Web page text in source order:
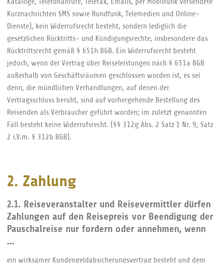
Kurznachrichten SMS sowie Rundfunk, Telemedien und Online-
Dienste), kein Widerrufsrecht besteht, sondern lediglich die
gesetzlichen Rücktritts- und Kündigungsrechte, insbesondere das
Rücktrittsrecht gemäß § 651h BGB. Ein Widerrufsrecht besteht
jedoch, wenn der Vertrag über Reiseleistungen nach § 651a BGB
außerhalb von Geschäftsräumen geschlossen worden ist, es sei
denn, die mündlichen Verhandlungen, auf denen der
Vertragsschluss beruht, sind auf vorhergehende Bestellung des
Reisenden als Verbraucher geführt worden; im zuletzt genannten
Fall besteht keine Widerrufsrecht. (§§ 312g Abs. 2 Satz 1 Nr. 9, Satz
2 i.V.m. § 312b BGB).
2. Zahlung
2.1. Reiseveranstalter und Reisevermittler dürfen
Zahlungen auf den Reisepreis vor Beendigung der
Pauschalreise nur fordern oder annehmen, wenn
...
ein wirksamer Kundengeldabsicherungsvertrag besteht und dem